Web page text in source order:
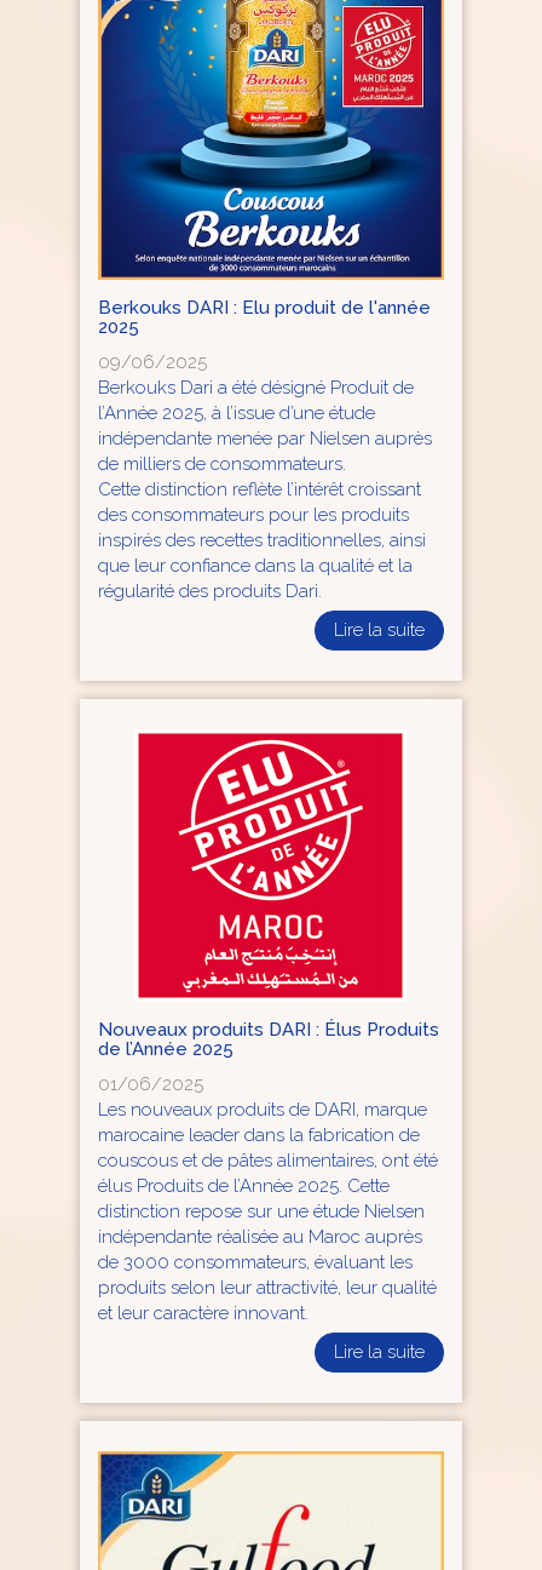
Berkouks DARI : Elu produit de l'année
2025
09/06/2025
Berkouks Dari a été désigné Produit de
l’Année 2025, à l’issue d’une étude
indépendante menée par Nielsen auprès
de milliers de consommateurs.
Cette distinction reflète l’intérêt croissant
des consommateurs pour les produits
inspirés des recettes traditionnelles, ainsi
que leur confiance dans la qualité et la
régularité des produits Dari.
Lire la suite
Nouveaux produits DARI : Élus Produits
de l’Année 2025
01/06/2025
Les nouveaux produits de DARI, marque
marocaine leader dans la fabrication de
couscous et de pâtes alimentaires, ont été
élus Produits de l’Année 2025. Cette
distinction repose sur une étude Nielsen
indépendante réalisée au Maroc auprès
de 3000 consommateurs, évaluant les
produits selon leur attractivité, leur qualité
et leur caractère innovant.
Lire la suite